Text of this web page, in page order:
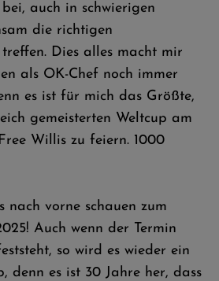
auch in schwierigen
die richtigen
Dies alles macht mir
als OK-Chef noch immer
es ist für mich das Größte,
gemeisterten Weltcup am
Willis zu feiern. 1000
nach vorne schauen zum
Auch wenn der Termin
so wird es wieder ein
denn es ist 30 Jahre her, dass